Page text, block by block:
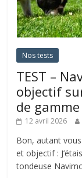
Nos tests
TEST –
objectif
de gamme
12 avril 2026
Bon, autant
et objectif :
tondeuse